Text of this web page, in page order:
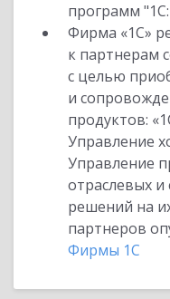
программ
Фирма «1С»
к партнерам
с целью
и
продуктов:
Управление
Управление
отраслевых
решений на
партнеров
Фирмы 1С